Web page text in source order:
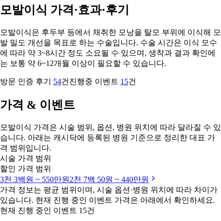
모발이식 가격·효과·후기
모발이식은 후두부 등에서 채취한 모낭을 탈모 부위에 이식해 모
발 밀도 개선을 목표로 하는 수술입니다. 수술 시간은 이식 모수
에 따라 약 3~8시간 정도 소요될 수 있으며, 생착과 결과 확인에
는 보통 약 6~12개월 이상이 필요할 수 있습니다.
방문 인증 후기 54건 진행중 이벤트 15건
가격 & 이벤트
모발이식 가격은 시술 범위, 옵션, 병원 위치에 따라 달라질 수 있
습니다. 아래는 캐시닥에 등록된 병원 기준으로 정리한 대표 가
격 범위입니다.
시술 가격 범위
할인 가격 범위
3천 3백원 ~ 550만원 2천 7백 50원 ~ 440만원
가격 정보는 평균 범위이며, 시술 옵션·병원 위치에 따라 차이가
있습니다. 현재 진행 중인 이벤트 가격은 아래에서 확인하세요.
현재 진행 중인 이벤트 15건